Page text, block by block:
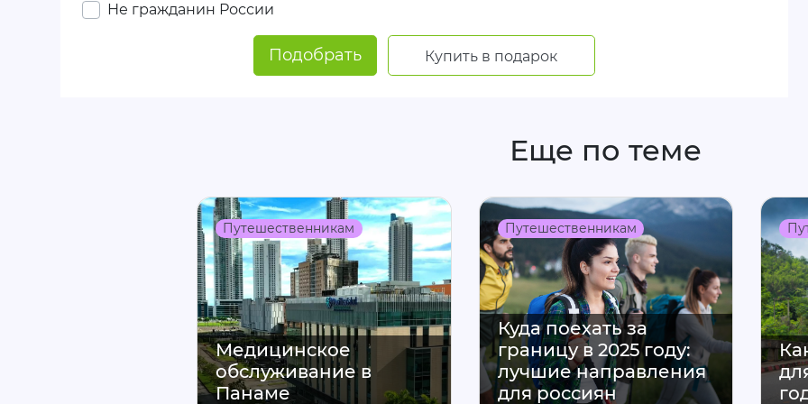
Не гражданин России
Подобрать Купить в подарок
Еще по теме
Путешественникам
Медицинское
обслуживание в
Панаме
Путешественникам
Куда поехать за
границу в 2025 году:
лучшие направления
для россиян